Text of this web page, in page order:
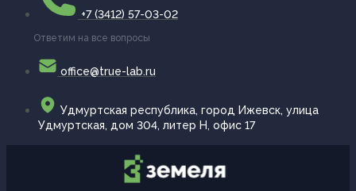
+7 (3412) 57-03-02
Ответим на все вопросы
office@true-lab.ru
Удмуртская республика, город Ижевск, улица
Удмуртская, дом 304, литер Н, офис 17